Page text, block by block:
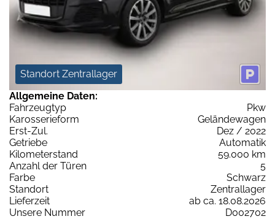
Standort Zentrallager
Allgemeine Daten:
Fahrzeugtyp
Pkw
Karosserieform
Geländewagen
Erst-Zul.
Dez / 2022
Getriebe
Automatik
Kilometerstand
59.000 km
Anzahl der Türen
5
Farbe
Schwarz
Standort
Zentrallager
Lieferzeit
ab ca. 18.08.2026
Unsere Nummer
D002702